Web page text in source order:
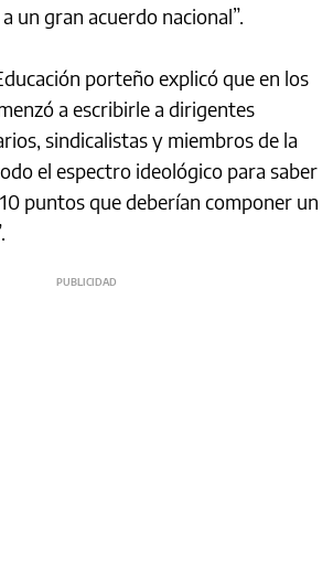
un gran acuerdo nacional”.
porteño explicó que en los
a escribirle a dirigentes
sindicalistas y miembros de la
el espectro ideológico para saber
puntos que deberían componer un